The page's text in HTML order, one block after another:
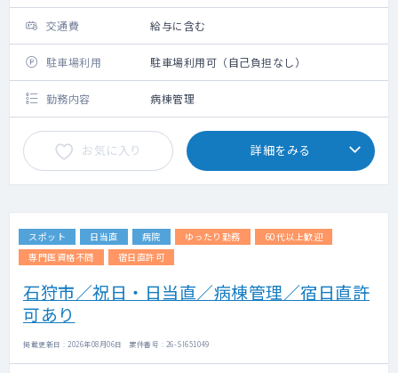
交通費 給与に含む
駐車場利用 駐車場利用可（自己負担なし）
勤務内容 病棟管理
お気に入り 詳細をみる
スポット 日当直 病院 ゆったり勤務
60代以上歓迎
専門医資格不問
宿日直許可
石狩市／祝日・日当直／病棟管理／宿日直許
可あり
掲載更新日 : 2026年08月06日 案件番号 : 26-SI651049